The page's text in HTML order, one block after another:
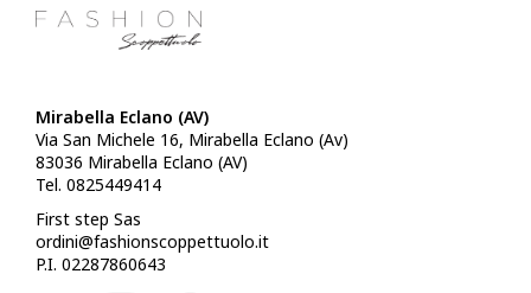
Mirabella Eclano (AV)
Via San Michele 16, Mirabella Eclano (Av)
83036 Mirabella Eclano (AV)
Tel. 0825449414
First step Sas
ordini@fashionscoppettuolo.it
P.I. 02287860643